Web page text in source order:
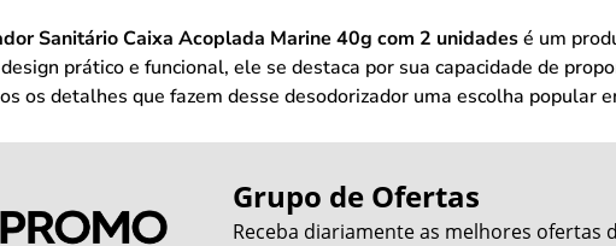
Sanitário Caixa Acoplada Marine 40g com 2 unidadesé um
prático e funcional, ele se destaca por sua capacidade de
os detalhes que fazem desse desodorizador uma escolha popular
Grupo de Ofertas
Receba diariamente as melhores ofertas